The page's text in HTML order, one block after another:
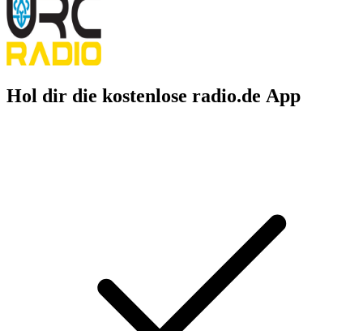
Hol dir die kostenlose radio.de App